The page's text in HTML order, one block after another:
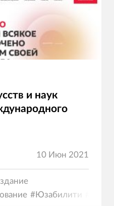
и наук
10 Июн 2021
#Юзабилити